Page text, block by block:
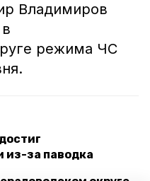
Владимиров
режима ЧС
из-за паводка